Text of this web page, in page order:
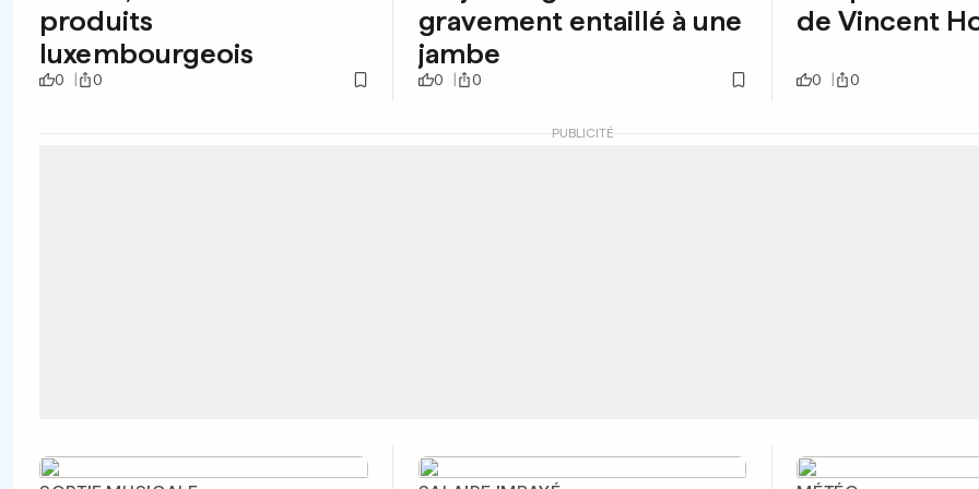
produits
luxembourgeois
0 0
gravement entaillé à une
jambe
0 0
de Vincent
0 0
PUBLICITÉ